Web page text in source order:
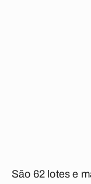
São 62 lotes e